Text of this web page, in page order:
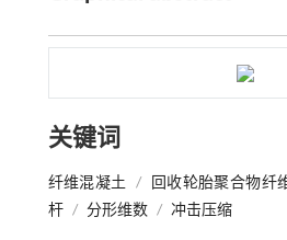
关键词
纤维混凝土 / 回收轮胎聚合物纤
杆 / 分形维数 / 冲击压缩